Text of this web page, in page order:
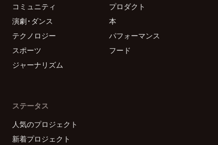
コミュニティ
プロダクト
演劇・ダンス
本
テクノロジー
パフォーマンス
スポーツ
フード
ジャーナリズム
ステータス
人気のプロジェクト
新着プロジェクト